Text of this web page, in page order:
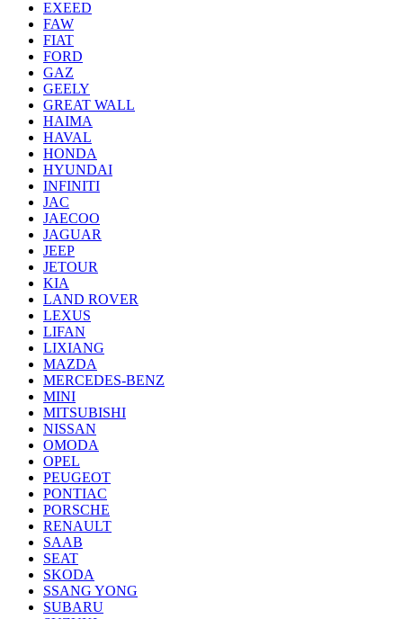
EXEED
FAW
FIAT
FORD
GAZ
GEELY
GREAT WALL
HAIMA
HAVAL
HONDA
HYUNDAI
INFINITI
JAC
JAECOO
JAGUAR
JEEP
JETOUR
KIA
LAND ROVER
LEXUS
LIFAN
LIXIANG
MAZDA
MERCEDES-BENZ
MINI
MITSUBISHI
NISSAN
OMODA
OPEL
PEUGEOT
PONTIAC
PORSCHE
RENAULT
SAAB
SEAT
SKODA
SSANG YONG
SUBARU